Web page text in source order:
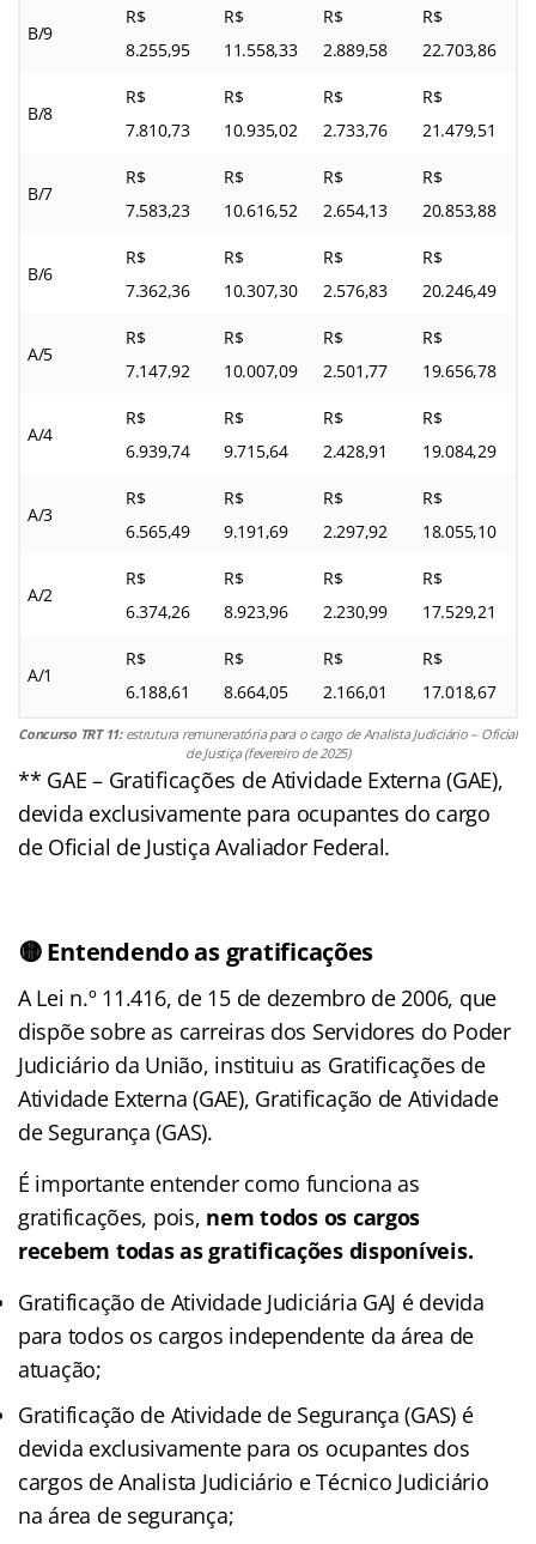
B/9
R$
8.255,95
R$
11.558,33
R$
2.889,58
R$
22.703,86
B/8
R$
7.810,73
R$
10.935,02
R$
2.733,76
R$
21.479,51
B/7
R$
7.583,23
R$
10.616,52
R$
2.654,13
R$
20.853,88
B/6
R$
7.362,36
R$
10.307,30
R$
2.576,83
R$
20.246,49
A/5
R$
7.147,92
R$
10.007,09
R$
2.501,77
R$
19.656,78
A/4
R$
6.939,74
R$
9.715,64
R$
2.428,91
R$
19.084,29
A/3
R$
6.565,49
R$
9.191,69
R$
2.297,92
R$
18.055,10
A/2
R$
6.374,26
R$
8.923,96
R$
2.230,99
R$
17.529,21
A/1
R$
6.188,61
R$
8.664,05
R$
2.166,01
R$
17.018,67
Concurso TRT 11:estrutura remuneratória para o cargo de Analista Judiciário – Oficial
de Justiça (fevereiro de 2025)
** GAE – Gratificações de Atividade Externa (GAE),
devida exclusivamente para ocupantes do cargo
de Oficial de Justiça Avaliador Federal.
🟡 Entendendo as gratificações
A Lei n.º 11.416, de 15 de dezembro de 2006, que
dispõe sobre as carreiras dos Servidores do Poder
Judiciário da União, instituiu as Gratificações de
Atividade Externa (GAE), Gratificação de Atividade
de Segurança (GAS).
É importante entender como funciona as
gratificações, pois, nem todos os cargos
recebem todas as gratificações disponíveis.
Gratificação de Atividade Judiciária GAJ é devida
para todos os cargos independente da área de
atuação;
Gratificação de Atividade de Segurança (GAS) é
devida exclusivamente para os ocupantes dos
cargos de Analista Judiciário e Técnico Judiciário
na área de segurança;